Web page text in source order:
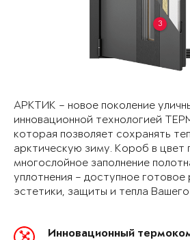
3
АРКТИК – новое поколение
инновационной технологией
которая позволяет сохранять
арктическую зиму. Короб в цвет
многослойное заполнение
уплотнения – доступное готовое
эстетики, защиты и тепла
Инновационный